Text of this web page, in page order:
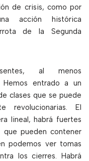
de crisis, como por
acción histórica
de la Segunda
al menos
Hemos entrado a un
clases que se puede
revolucionarias. El
lineal, habrá fuertes
pueden contener
podemos ver tomas
los cierres. Habrá